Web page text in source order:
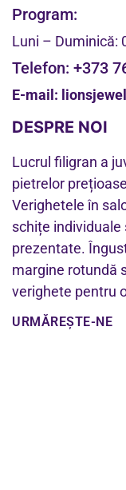
Program:
Luni – Duminică:
Telefon: +373
E-mail:
DESPRE NOI
Lucrul filigran a
pietrelor
Verighetele în
schițe
prezentate.
margine rotundă
verighete pentru
URMĂREȘTE-NE